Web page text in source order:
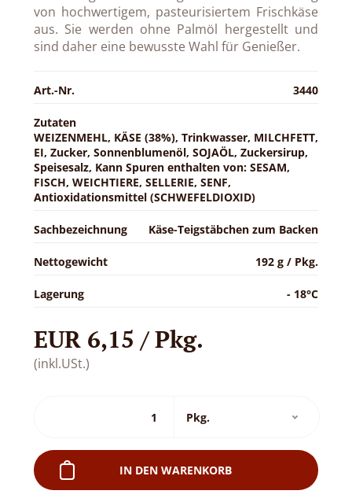
von hochwertigem, pasteurisiertem Frischkäse
aus. Sie werden ohne Palmöl hergestellt und
sind daher eine bewusste Wahl für Genießer.
Art.-Nr. 3440
Zutaten
WEIZENMEHL, KÄSE (38%), Trinkwasser, MILCHFETT,
EI, Zucker, Sonnenblumenöl, SOJAÖL, Zuckersirup,
Speisesalz, Kann Spuren enthalten von: SESAM,
FISCH, WEICHTIERE, SELLERIE, SENF,
Antioxidationsmittel (SCHWEFELDIOXID)
Sachbezeichnung Käse-Teigstäbchen zum Backen
Nettogewicht 192 g / Pkg.
Lagerung - 18°C
EUR 6,15 / Pkg.
(inkl.USt.)
IN DEN WARENKORB